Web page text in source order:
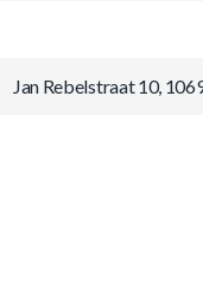
Jan Rebelstraat 10,